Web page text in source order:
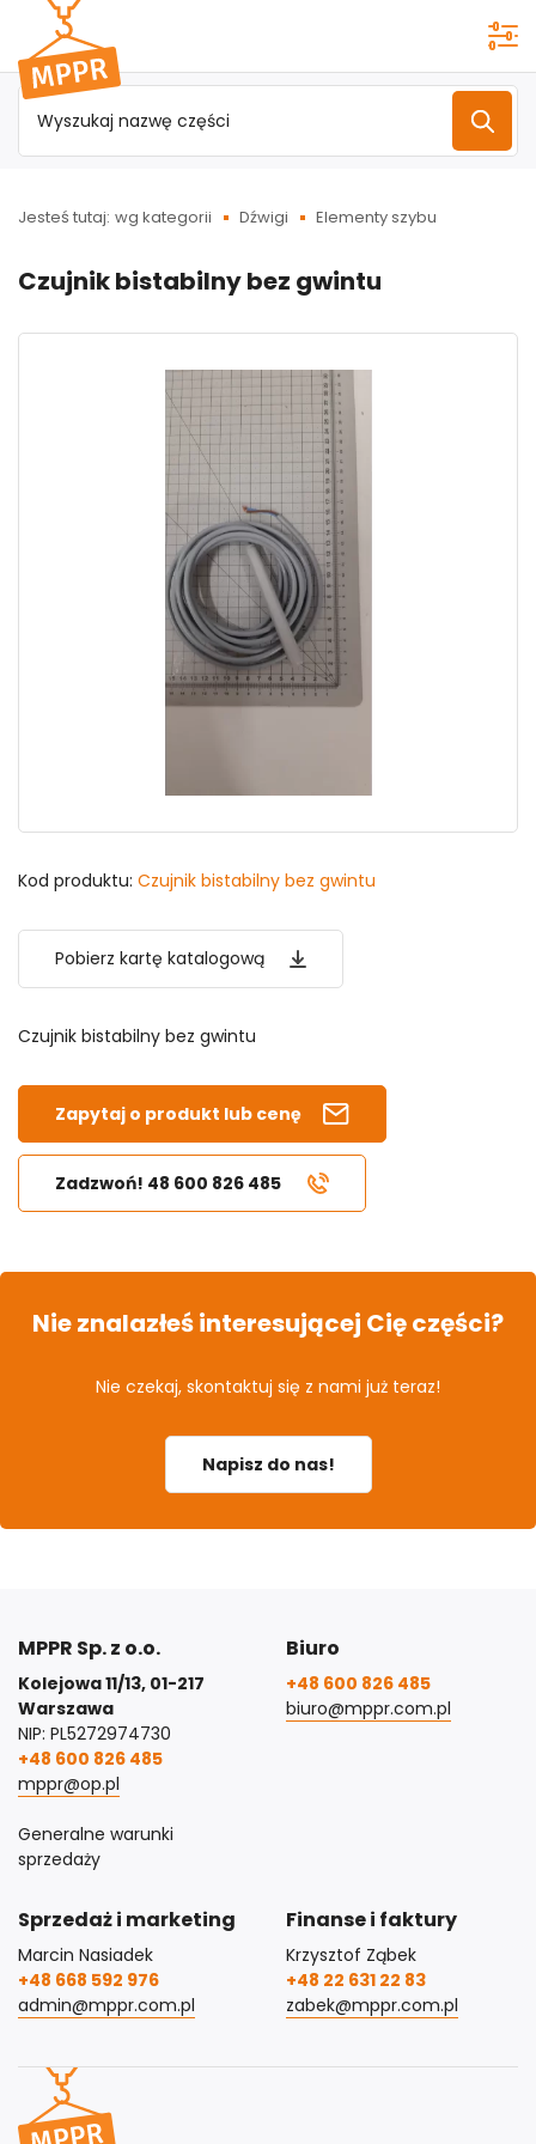
Przejdź do
menu
głównego
Jesteś tutaj: wg kategorii Dźwigi Elementy szybu
Czujnik bistabilny bez gwintu
Kod produktu: Czujnik bistabilny bez gwintu
Pobierz kartę katalogową
Czujnik bistabilny bez gwintu
Zapytaj o produkt lub cenę
Zadzwoń! 48 600 826 485
Nie znalazłeś interesującej Cię części?
Nie czekaj, skontaktuj się z nami już teraz!
Napisz do nas!
MPPR Sp. z o.o.
Kolejowa 11/13, 01-217
Warszawa
NIP: PL5272974730
+48 600 826 485
mppr@op.pl
Generalne warunki
sprzedaży
Biuro
+48 600 826 485
biuro@mppr.com.pl
Sprzedaż i marketing
Marcin Nasiadek
+48 668 592 976
admin@mppr.com.pl
Finanse i faktury
Krzysztof Ząbek
+48 22 631 22 83
zabek@mppr.com.pl